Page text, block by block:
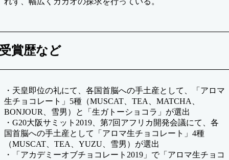
賞歴など
・天皇即位の礼にて、各国首脳への手土産として、「アロマ
生チョコレート」5種（MUSCAT、TEA、MATCHA、
BONJOUR、雪男）と「生ガトーショコラ」が選出
・G20大阪サミット2019、第7回アフリカ開発会議にて、各
国首脳への手土産として「アロマ生チョコレート」4種
（MUSCAT、TEA、YUZU、雪男）が選出
・「アカデミーオブチョコレート2019」で「アロマ生チョコ